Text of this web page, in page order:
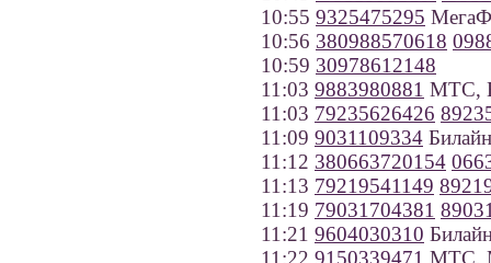
10:55 9325475295
10:56 380988570618
10:59 30978612148
11:03 9883980881 МТС,
11:03 79235626426
11:09 9031109334
11:12 380663720154
11:13 79219541149
11:19 79031704381
11:21 9604030310
11:22 9150339471 МТС,